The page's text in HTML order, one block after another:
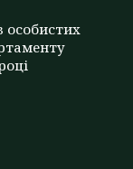
особистих